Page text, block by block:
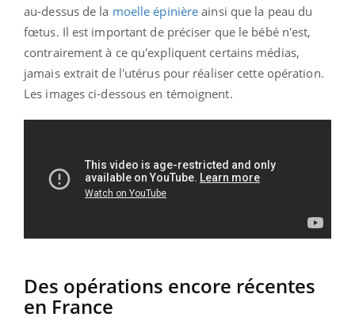
au-dessus de la moelle épinière ainsi que la peau du
fœtus. Il est important de préciser que le bébé n'est,
contrairement à ce qu'expliquent certains médias,
jamais extrait de l'utérus pour réaliser cette opération.
Les images ci-dessous en témoignent.
Des opérations encore récentes
en France